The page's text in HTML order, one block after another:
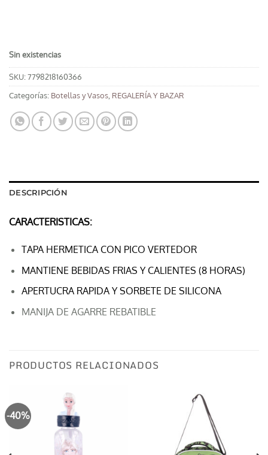
Sin existencias
SKU:7798218160366
Categorías: Botellas y Vasos REGALERÍA Y BAZAR
DESCRIPCIÓN
CARACTERISTICAS:
TAPA HERMETICA CON PICO VERTEDOR
MANTIENE BEBIDAS FRIAS Y CALIENTES (8 HORAS)
APERTUCRA RAPIDA Y SORBETE DE SILICONA
MANIJA DE AGARRE REBATIBLE
PRODUCTOS RELACIONADOS
-40%